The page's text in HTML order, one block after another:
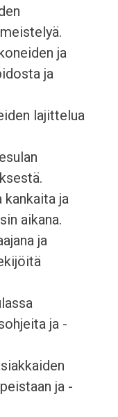
ja
ja
lajittelua
ja
aikana.
ja
ja -
ja -